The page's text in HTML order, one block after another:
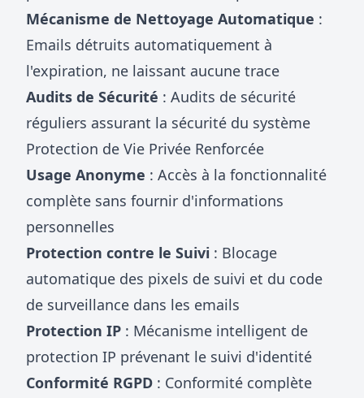
Mécanisme de Nettoyage Automatique :
Emails détruits automatiquement à
l'expiration, ne laissant aucune trace
Audits de Sécurité : Audits de sécurité
réguliers assurant la sécurité du système
Protection de Vie Privée Renforcée
Usage Anonyme : Accès à la fonctionnalité
complète sans fournir d'informations
personnelles
Protection contre le Suivi : Blocage
automatique des pixels de suivi et du code
de surveillance dans les emails
Protection IP : Mécanisme intelligent de
protection IP prévenant le suivi d'identité
Conformité RGPD : Conformité complète